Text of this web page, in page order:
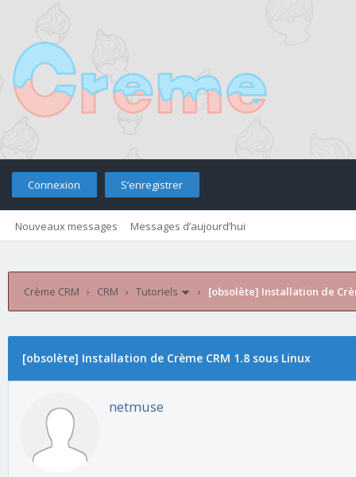
Connexion S’enregistrer
Nouveaux messages Messages d’aujourd’hui
Crème CRM › CRM › Tutoriels › [obsolète] Installation de
[obsolète] Installation de Crème CRM 1.8 sous Linux
netmuse